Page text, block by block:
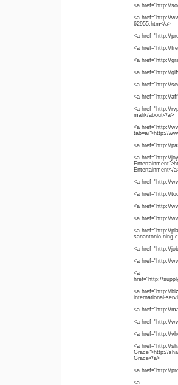
<a href="http://
<a href="http://
62955.htm</a>
<a href="http://
<a href="http://
<a href="http://
<a href="http://
<a href="http://
<a href="http://
<a href="http://
malik/about</a>
<a href="http://
tab=ai">http://
<a href="http://
<a href="http://
Entertainment</
<a href="http://
<a href="http://
<a href="http://
<a href="http://
<a href="http://
<a href="http://
<a href="http://
<a
href="http://
<a href="http://
international-
<a href="http://
<a href="http://
<a href="http://
<a href="http://
Grace">http://
Grace</a>
<a href="http://
<a